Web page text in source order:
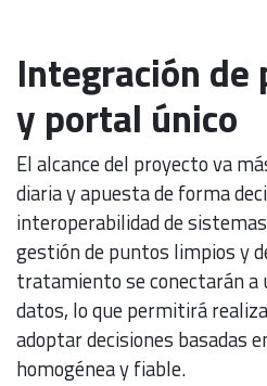
Integración
y portal único
El alcance del proyecto va
diaria y apuesta de forma
interoperabilidad de
gestión de puntos limpios y
tratamiento se conectarán a
datos, lo que permitirá
adoptar decisiones basadas
homogénea y fiable.